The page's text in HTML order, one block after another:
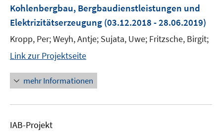
Kohlenbergbau, Bergbaudienstleistungen und
Elektrizitätserzeugung (03.12.2018 - 28.06.2019)
Kropp, Per; Weyh, Antje; Sujata, Uwe; Fritzsche, Birgit;
Link zur Projektseite
mehr Informationen
IAB-Projekt